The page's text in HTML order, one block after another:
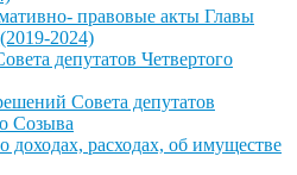
правовые акты Главы
2024)
депутатов Четвертого
Совета депутатов
Созыва
доходах, расходах, об имуществе